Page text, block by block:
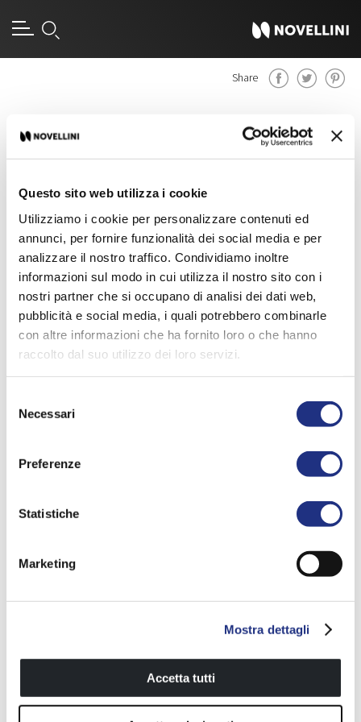
Questo sito web utilizza i cookie
Utilizziamo i cookie per personalizzare contenuti ed
annunci, per fornire funzionalità dei social media e per
analizzare il nostro traffico. Condividiamo inoltre
informazioni sul modo in cui utilizza il nostro sito con i
nostri partner che si occupano di analisi dei dati web,
pubblicità e social media, i quali potrebbero combinarle
con altre informazioni che ha fornito loro o che hanno
raccolto dal suo utilizzo dei loro servizi.
delNecessari
Preferenze
Statistiche
Marketing
Mostra dettagli
Accetta tutti
Share
Handle
HOEKBEUGEL - BARRE
WANDBEUGEL